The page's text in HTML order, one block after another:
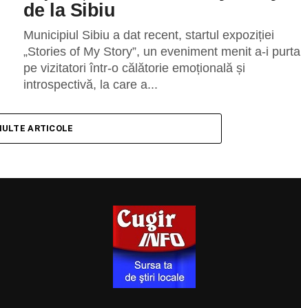
de la Sibiu
Municipiul Sibiu a dat recent, startul expoziției
„Stories of My Story”, un eveniment menit a-i purta
pe vizitatori într-o călătorie emoțională și
introspectivă, la care a...
ARTICOLE